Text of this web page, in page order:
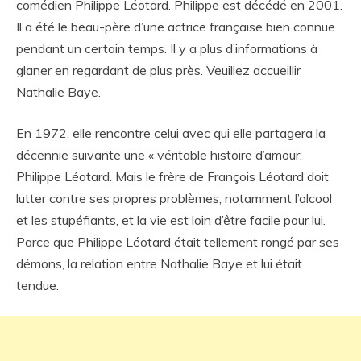
comédien Philippe Léotard. Philippe est décédé en 2001.
Il a été le beau-père d’une actrice française bien connue
pendant un certain temps. Il y a plus d’informations à
glaner en regardant de plus près. Veuillez accueillir
Nathalie Baye.
En 1972, elle rencontre celui avec qui elle partagera la
décennie suivante une « véritable histoire d’amour:
Philippe Léotard. Mais le frère de François Léotard doit
lutter contre ses propres problèmes, notamment l’alcool
et les stupéfiants, et la vie est loin d’être facile pour lui.
Parce que Philippe Léotard était tellement rongé par ses
démons, la relation entre Nathalie Baye et lui était
tendue.